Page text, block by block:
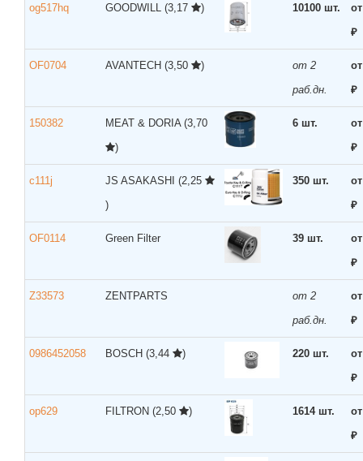
og517hq GOODWILL (3,17 ) 10100 шт.
₽
OF0704 AVANTECH (3,50 )
от 2
раб.дн.
₽
150382 MEAT & DORIA (3,70
)
6 шт.
₽
c111j JS ASAKASHI (2,25
)
350 шт.
₽
OF0114 Green Filter 39 шт.
₽
Z33573 ZENTPARTS
от 2
раб.дн.
₽
0986452058 BOSCH (3,44 ) 220 шт.
₽
op629 FILTRON (2,50 ) 1614 шт.
₽